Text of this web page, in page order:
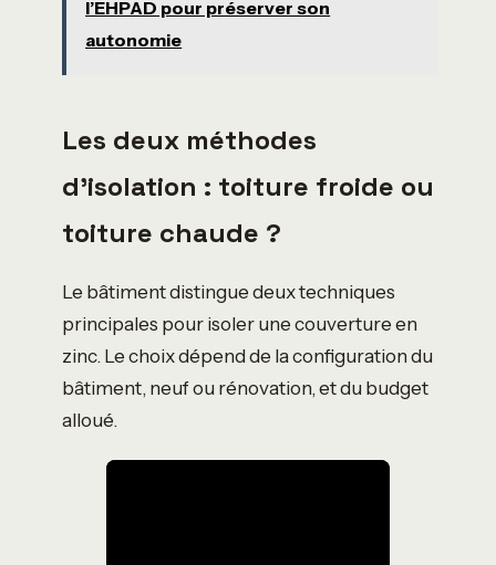
l’EHPAD pour préserver son
autonomie
Les deux méthodes
d’isolation : toiture froide ou
toiture chaude ?
Le bâtiment distingue deux techniques
principales pour isoler une couverture en
zinc. Le choix dépend de la configuration du
bâtiment, neuf ou rénovation, et du budget
alloué.